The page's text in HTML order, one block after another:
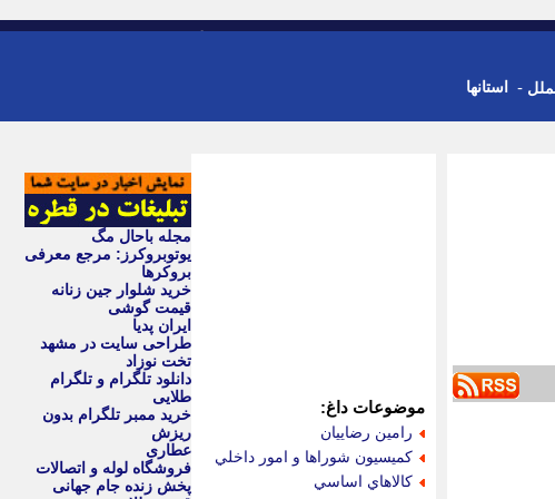
ورود-عضویت
- استانها
موضوعات داغ:
رامين رضاييان
كميسيون شوراها و امور داخلي
كالاهاي اساسي
مجله باحال مگ
یوتوبروکرز: مرجع معرفی
بروکرها
خرید شلوار جین زنانه
قیمت گوشی
ایران پدیا
طراحی سایت در مشهد
تخت نوزاد
دانلود تلگرام و تلگرام
طلایی
خرید ممبر تلگرام بدون
ریزش
عطاری
فروشگاه لوله و اتصالات
پخش زنده جام جهانی